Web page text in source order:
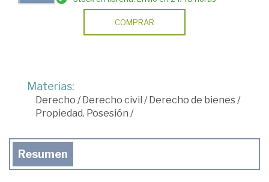
COMPRAR
Materias:
Derecho /Derecho civil /Derecho de bienes/
Propiedad. Posesión /
Resumen